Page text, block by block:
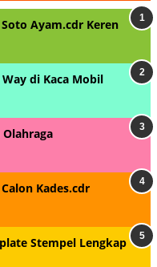
Ayam.cdr Keren
di Kaca Mobil
Kades.cdr
Stempel Lengkap